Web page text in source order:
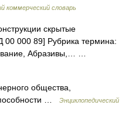
коммерческий словарь
скрытые
000 89] Рубрика термина:
Абразивы,… …
общества,
…
Энциклопедический